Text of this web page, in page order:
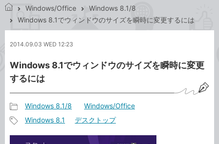
で
ネ
ト
Windows/Office
Windows 8.1/8
Windows 8.1でウィンドウのサイズを瞬時に変更するには
2014.09.03 WED 12:23
Windows 8.1でウィンドウのサイズを瞬時に変更
するには
事
カ
Windows 8.1/8 Windows/Office
Windows 8.1 デスクトップ